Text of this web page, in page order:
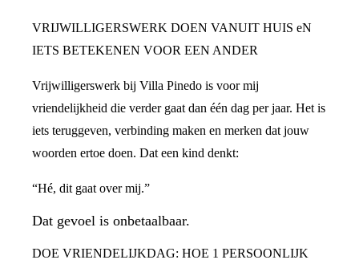
VRIJWILLIGERSWERK DOEN VANUIT HUIS eN
IETS BETEKENEN VOOR EEN ANDER
Vrijwilligerswerk bij Villa Pinedo is voor mij
vriendelijkheid die verder gaat dan één dag per jaar. Het is
iets teruggeven, verbinding maken en merken dat jouw
woorden ertoe doen. Dat een kind denkt:
“Hé, dit gaat over mij.”
Dat gevoel is onbetaalbaar.
DOE VRIENDELIJKDAG: HOE 1 PERSOONLIJK